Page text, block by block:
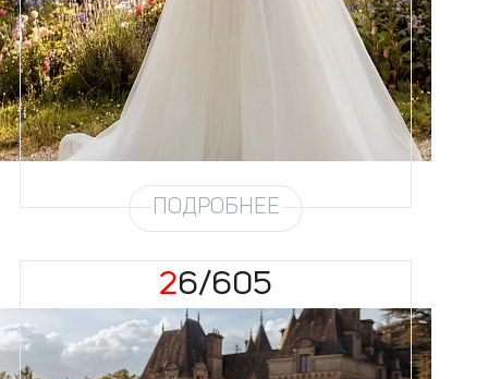
Силуэт
Кружево
Бисер, Пайетка, Жемчуг
Юбка
Европейка эконом + глиттер +
Глиттер
Шлейф
ПОДРОБНЕЕ
26/605